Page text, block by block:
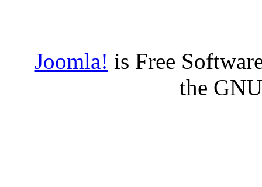
Joomla! is Free
the